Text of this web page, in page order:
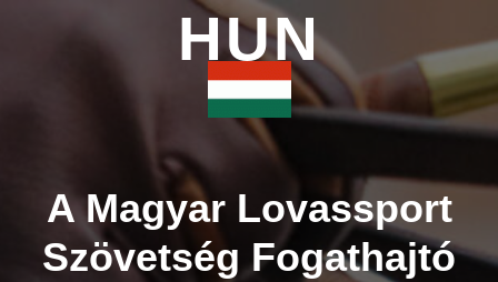
HUN
A Magyar Lovassport
Szövetség Fogathajtó